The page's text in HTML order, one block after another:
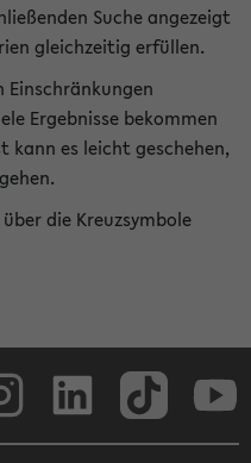
Suche angezeigt
gleichzeitig erfüllen.
Ergebnisse bekommen
kann es leicht geschehen,
die Kreuzsymbole